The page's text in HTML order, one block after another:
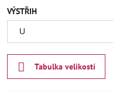
VÝSTŘIH
Tabulka velikostí